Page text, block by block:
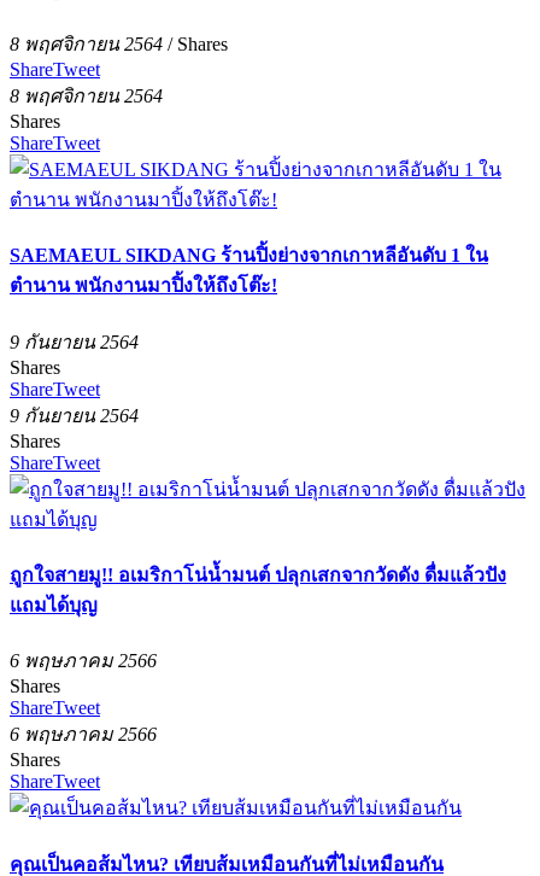
8 พฤศจิกายน 2564 / Shares
ShareTweet
8 พฤศจิกายน 2564
Shares
ShareTweet
SAEMAEUL SIKDANG ร้านปิ้งย่างจากเกาหลีอันดับ 1 ใน
ตำนาน พนักงานมาปิ้งให้ถึงโต๊ะ!
9 กันยายน 2564
Shares
ShareTweet
9 กันยายน 2564
Shares
ShareTweet
ถูกใจสายมู!! อเมริกาโน่น้ำมนต์ ปลุกเสกจากวัดดัง ดื่มแล้วปัง
แถมได้บุญ
6 พฤษภาคม 2566
Shares
ShareTweet
6 พฤษภาคม 2566
Shares
ShareTweet
คุณเป็นคอส้มไหน? เทียบส้มเหมือนกันที่ไม่เหมือนกัน